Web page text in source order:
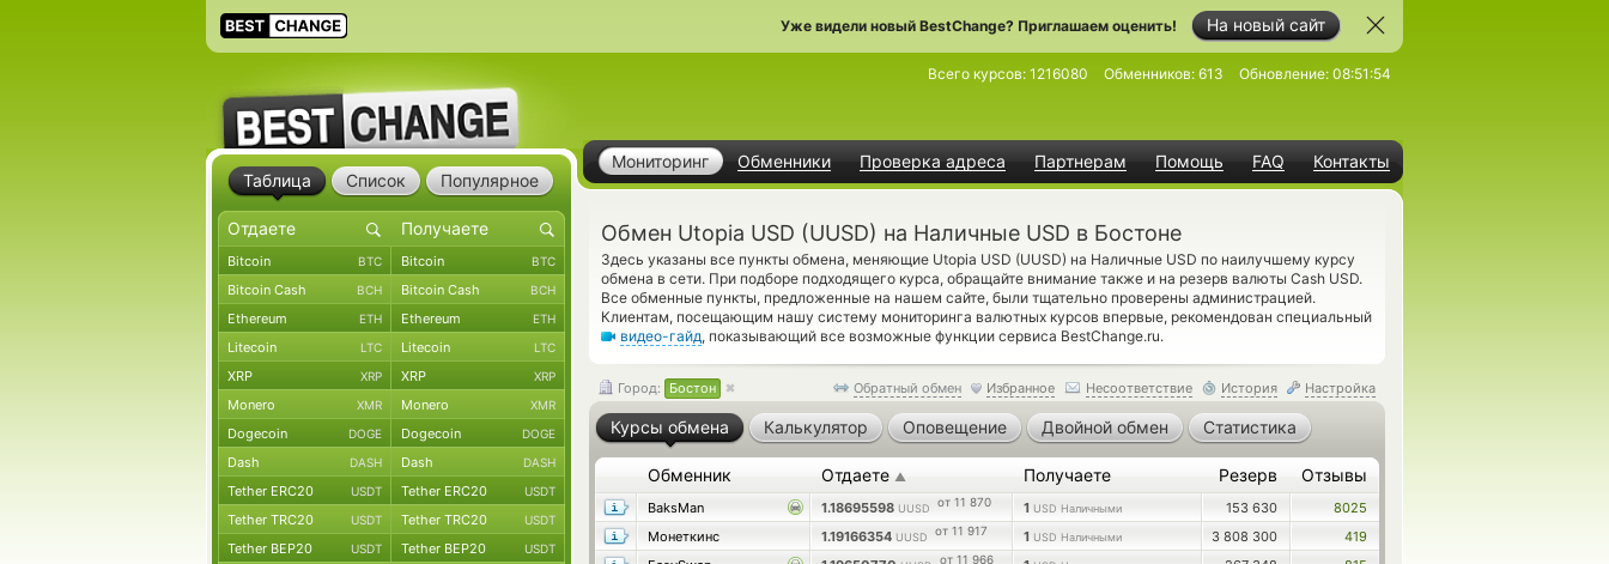
На новый сайт
Уже видели новый BestChange? Приглашаем оценить!
Мониторинг Обменники Проверка адреса Партнерам Помощь FAQ Контакты
Всего курсов: 1216080 Обменников: 613 Обновление: 08:51:54
Обмен Utopia USD (UUSD) на Наличные USD в Бостоне
Здесь указаны все пункты обмена, меняющие Utopia USD (UUSD) на Наличные USD по наилучшему курсу
обмена в сети. При подборе подходящего курса, обращайте внимание также и на резерв валюты Cash USD.
Все обменные пункты, предложенные на нашем сайте, были тщательно проверены администрацией.
Клиентам, посещающим нашу систему мониторинга валютных курсов впервые, рекомендован специальный
видео-гайд, показывающий все возможные функции сервиса BestChange.ru.
Обратный обмен Избранное Несоответствие История Настройка
Город: Бостон
Курсы обмена Калькулятор Оповещение Двойной обмен Статистика
Обменник Отдаете ▲ Получаете Резерв Отзывы
BaksMan 1.18695598 UUSD от 11 870 1 USD Наличными 153 630
8025
Монеткинс
1.19166354 UUSD от 11 917 1 USD Наличными 3 808 300
419
от 11 966
Таблица Список Популярное
Bitcoin BTC Bitcoin BTC
Bitcoin Cash BCH Bitcoin Cash BCH
Ethereum ETH Ethereum ETH
Litecoin LTC Litecoin LTC
XRP XRP XRP XRP
Monero XMR Monero XMR
Dogecoin DOGE Dogecoin DOGE
Dash DASH Dash DASH
Tether ERC20 USDT Tether ERC20 USDT
Tether TRC20 USDT Tether TRC20 USDT
Tether BEP20 USDT Tether BEP20 USDT